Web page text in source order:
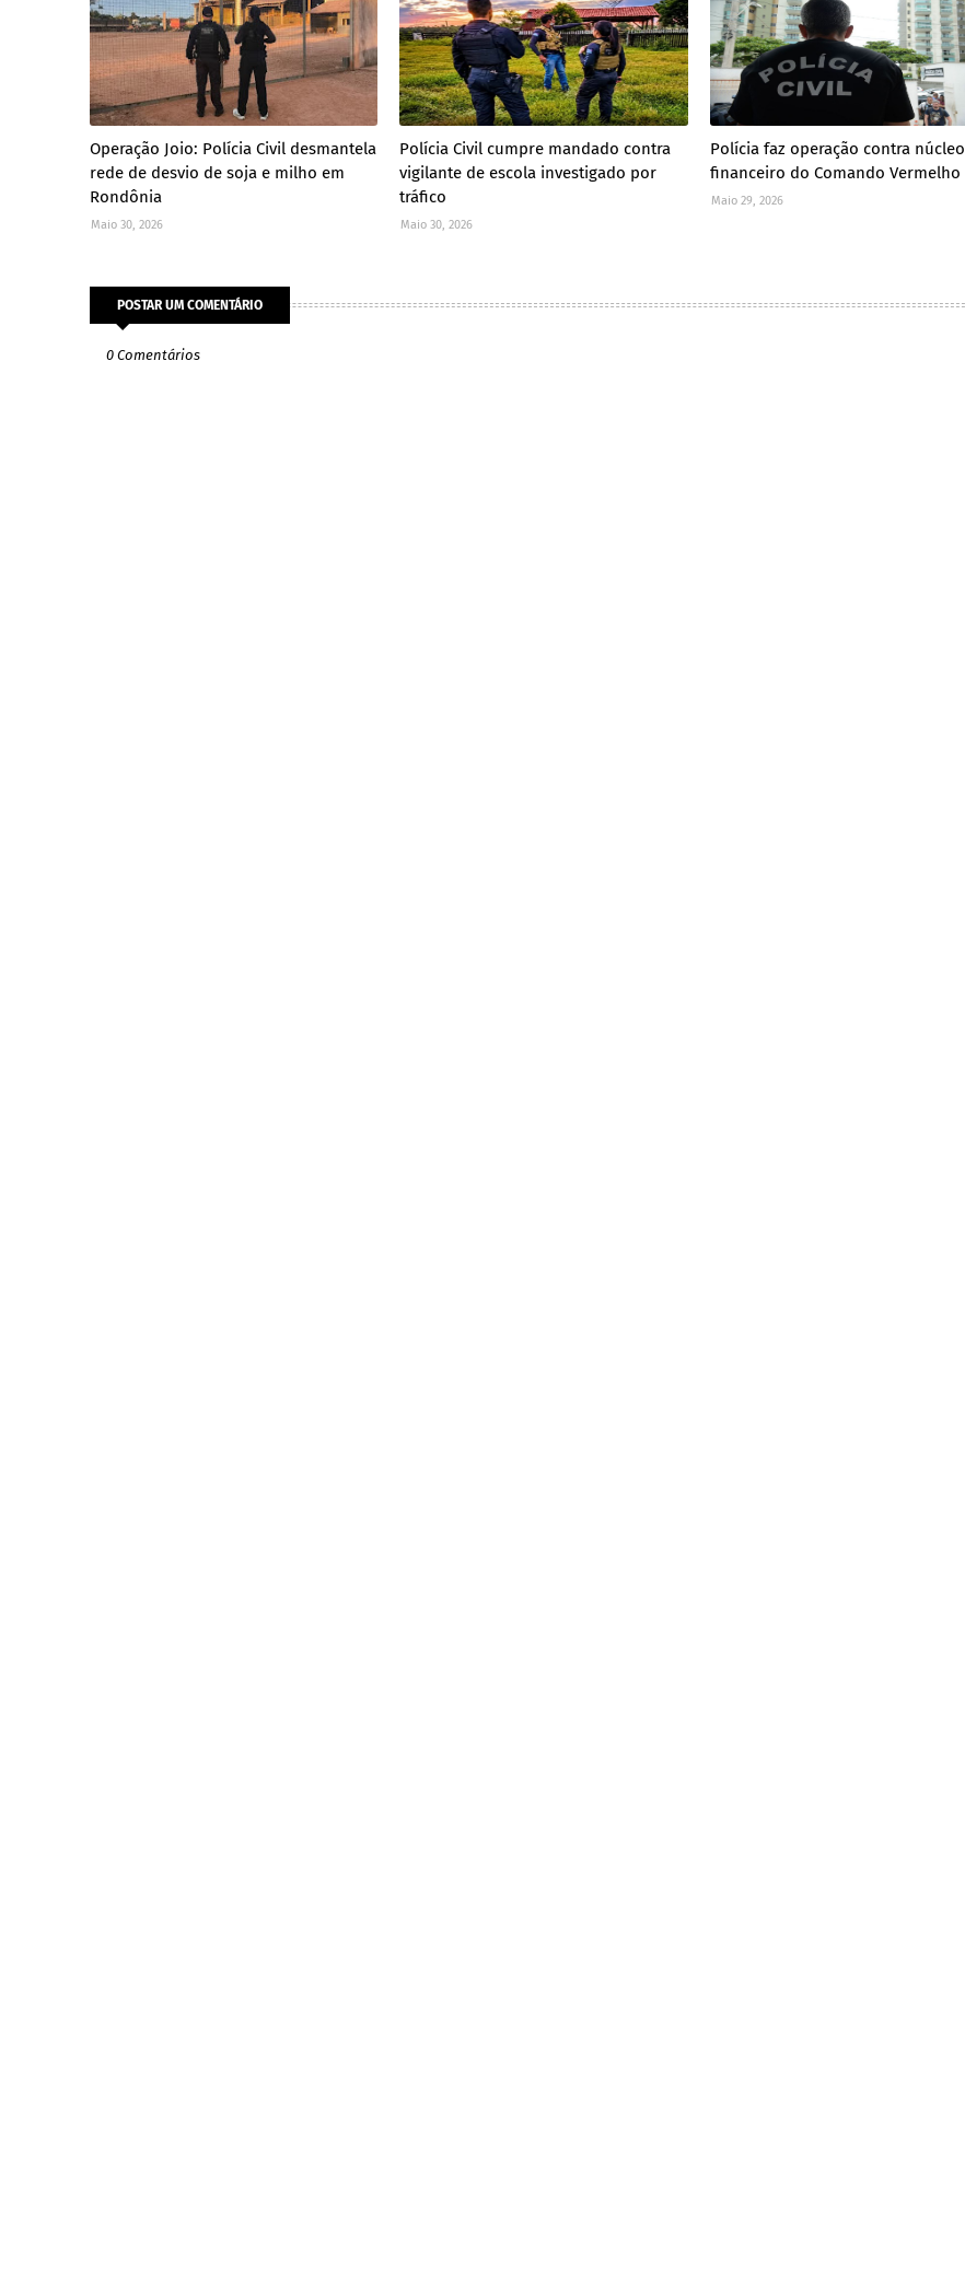
Operação Joio: Polícia Civil desmantela
rede de desvio de soja e milho em
Rondônia
Maio 30, 2026
Polícia Civil cumpre mandado contra
vigilante de escola investigado por
tráfico
Maio 30, 2026
Polícia faz operação contra núcleo
financeiro do Comando Vermelho
Maio 29, 2026
POSTAR UM COMENTÁRIO
0 Comentários